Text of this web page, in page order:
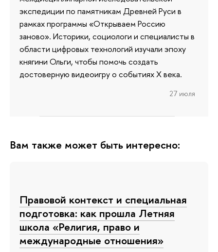
экспедиции по памятникам Древней Руси в
рамках программы «Открываем Россию
заново». Историки, социологи и специалисты в
области цифровых технологий изучали эпоху
княгини Ольги, чтобы помочь создать
достоверную видеоигру о событиях X века.
27 июля
Вам также может быть интересно:
Правовой контекст и специальная
подготовка: как прошла Летняя
школа «Религия, право и
международные отношения»